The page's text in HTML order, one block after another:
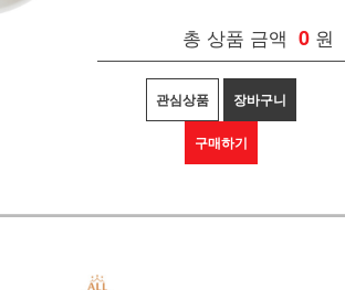
총 상품 금액 0 원
관심상품 장바구니
구매하기